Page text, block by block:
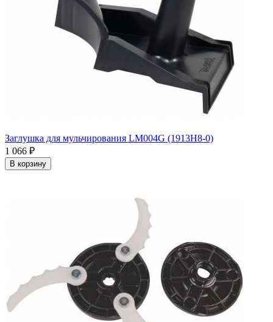
Заглушка для мульчирования LM004G (1913H8-0)
1 066 ₽
В корзину